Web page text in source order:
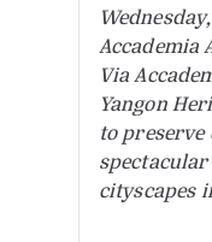
Accademia
Via
Yangon
to preserve
cityscapes